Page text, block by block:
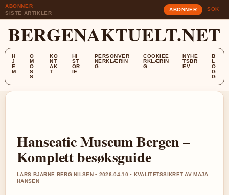
ABONNER
SISTE ARTIKLER
ABONNER SOK
BERGENAKTUELT.NET
H
J
E
M
O
M
O
S
S
KO
NT
AK
T
HI
ST
OR
IE
PERSONVER
NERKLÆRIN
G
COOKIEE
RKLÆRIN
G
NYHE
TSBR
EV
B
L
O
G
G
Hanseatic Museum Bergen –
Komplett besøksguide
LARS BJARNE BERG NILSEN • 2026-04-10 • KVALITETSSIKRET AV MAJA
HANSEN